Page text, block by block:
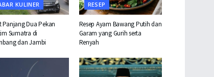
KULINER
Panjang Dua Pekan
Sumatra di
dan Jambi
RESEP
Resep Ayam Bawang Putih dan
Garam yang Gurih serta
Renyah